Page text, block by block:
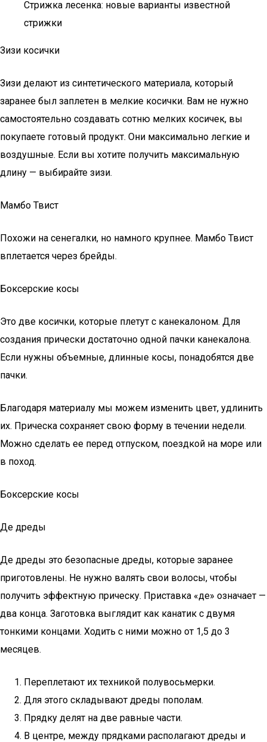
Стрижка лесенка: новые варианты известной
стрижки
Зизи косички
Зизи делают из синтетического материала, который
заранее был заплетен в мелкие косички. Вам не нужно
самостоятельно создавать сотню мелких косичек, вы
покупаете готовый продукт. Они максимально легкие и
воздушные. Если вы хотите получить максимальную
длину — выбирайте зизи.
Мамбо Твист
Похожи на сенегалки, но намного крупнее. Мамбо Твист
вплетается через брейды.
Боксерские косы
Это две косички, которые плетут с канекалоном. Для
создания прически достаточно одной пачки канекалона.
Если нужны объемные, длинные косы, понадобятся две
пачки.
Благодаря материалу мы можем изменить цвет, удлинить
их. Прическа сохраняет свою форму в течении недели.
Можно сделать ее перед отпуском, поездкой на море или
в поход.
Боксерские косы
Де дреды
Де дреды это безопасные дреды, которые заранее
приготовлены. Не нужно валять свои волосы, чтобы
получить эффектную прическу. Приставка «де» означает —
два конца. Заготовка выглядит как канатик с двумя
тонкими концами. Ходить с ними можно от 1,5 до 3
месяцев.
Переплетают их техникой полувосьмерки.
Для этого складывают дреды пополам.
Прядку делят на две равные части.
В центре, между прядками располагают дреды и